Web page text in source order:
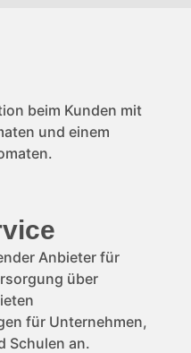
Anbieter für
über
für Unternehmen,
Schulen an.